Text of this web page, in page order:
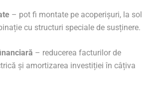
– pot fi montate pe acoperișuri, la sol
cu structuri speciale de susținere.
– reducerea facturilor de
și amortizarea investiției în câțiva